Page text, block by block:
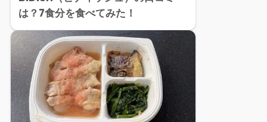
は？7食分を食べてみた！